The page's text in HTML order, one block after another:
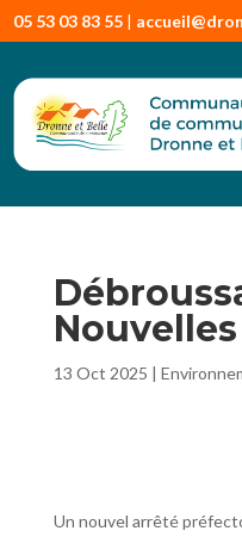
05 53 03 83 55 |
13 Oct 2025 |
Un nouvel arrêté